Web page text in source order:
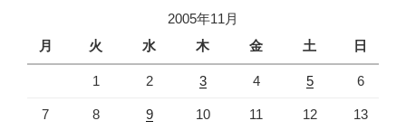
2005年11月
月
火 水 木 金 土 日
1 2 3 4 5 6
7 8 9 10 11 12 13